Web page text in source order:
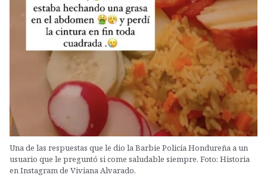
Una de las respuestas que le dio la Barbie Policía Hondureña a un
usuario que le preguntó si come saludable siempre. Foto: Historia
en Instagram de Viviana Alvarado.